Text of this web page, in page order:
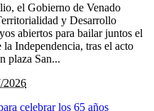
el Gobierno de Venado
y Desarrollo
abiertos para bailar juntos el
Independencia, tras el acto
plaza San...
2026